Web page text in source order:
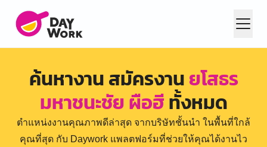
ค้นหางาน สมัครงานยโสธร
มหาชนะชัย ผือฮีทั้งหมด
ตำแหน่งงานคุณภาพดีล่าสุด จากบริษัทชั้นนำ ในพื้นที่ใกล้
คุณที่สุด กับ Daywork แพลตฟอร์มที่ช่วยให้คุณได้งานไว